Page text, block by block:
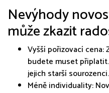
Nevýhody
může zkazit
Vyšší pořizovací
budete muset
jejich starší sourozenci.
Méně individuality: